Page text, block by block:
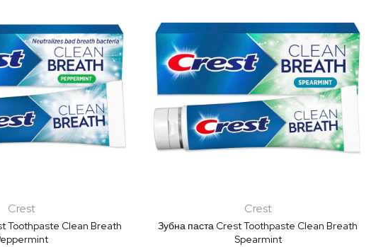
Crest
Toothpaste Clean Breath
Crest
Зубна паста Crest Toothpaste Clean Breath
Spearmint